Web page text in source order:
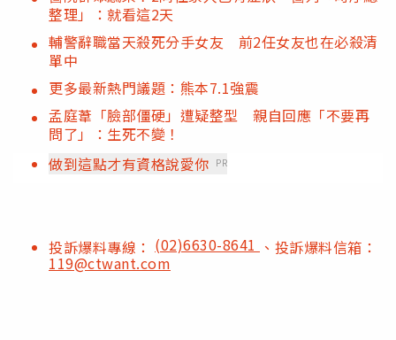
整理」：就看這2天
輔警辭職當天殺死分手女友 前2任女友也在必殺清
單中
更多最新熱門議題：熊本7.1強震
孟庭葦「臉部僵硬」遭疑整型 親自回應「不要再
問了」：生死不變！
做到這點才有資格說愛你 PR
投訴爆料專線： (02)6630-8641 、投訴爆料信箱：
119@ctwant.com